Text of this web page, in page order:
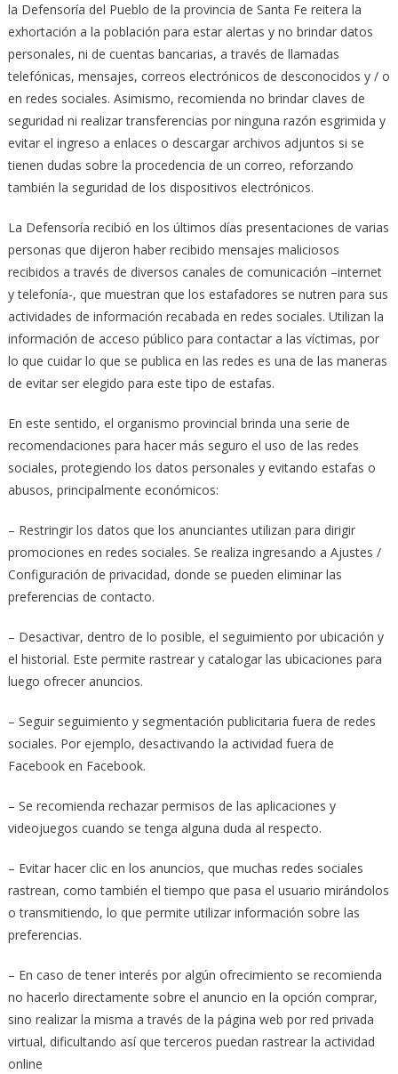
la Defensoría del Pueblo de la provincia de Santa Fe reitera la
exhortación a la población para estar alertas y no brindar datos
personales, ni de cuentas bancarias, a través de llamadas
telefónicas, mensajes, correos electrónicos de desconocidos y / o
en redes sociales. Asimismo, recomienda no brindar claves de
seguridad ni realizar transferencias por ninguna razón esgrimida y
evitar el ingreso a enlaces o descargar archivos adjuntos si se
tienen dudas sobre la procedencia de un correo, reforzando
también la seguridad de los dispositivos electrónicos.
La Defensoría recibió en los últimos días presentaciones de varias
personas que dijeron haber recibido mensajes maliciosos
recibidos a través de diversos canales de comunicación –internet
y telefonía-, que muestran que los estafadores se nutren para sus
actividades de información recabada en redes sociales. Utilizan la
información de acceso público para contactar a las víctimas, por
lo que cuidar lo que se publica en las redes es una de las maneras
de evitar ser elegido para este tipo de estafas.
En este sentido, el organismo provincial brinda una serie de
recomendaciones para hacer más seguro el uso de las redes
sociales, protegiendo los datos personales y evitando estafas o
abusos, principalmente económicos:
– Restringir los datos que los anunciantes utilizan para dirigir
promociones en redes sociales. Se realiza ingresando a Ajustes /
Configuración de privacidad, donde se pueden eliminar las
preferencias de contacto.
– Desactivar, dentro de lo posible, el seguimiento por ubicación y
el historial. Este permite rastrear y catalogar las ubicaciones para
luego ofrecer anuncios.
– Seguir seguimiento y segmentación publicitaria fuera de redes
sociales. Por ejemplo, desactivando la actividad fuera de
Facebook en Facebook.
– Se recomienda rechazar permisos de las aplicaciones y
videojuegos cuando se tenga alguna duda al respecto.
– Evitar hacer clic en los anuncios, que muchas redes sociales
rastrean, como también el tiempo que pasa el usuario mirándolos
o transmitiendo, lo que permite utilizar información sobre las
preferencias.
– En caso de tener interés por algún ofrecimiento se recomienda
no hacerlo directamente sobre el anuncio en la opción comprar,
sino realizar la misma a través de la página web por red privada
virtual, dificultando así que terceros puedan rastrear la actividad
online